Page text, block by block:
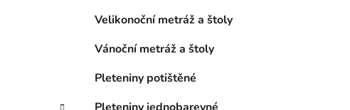
í
Velikonoční metráž a štoly
Vánoční metráž a štoly
Pleteniny potištěné